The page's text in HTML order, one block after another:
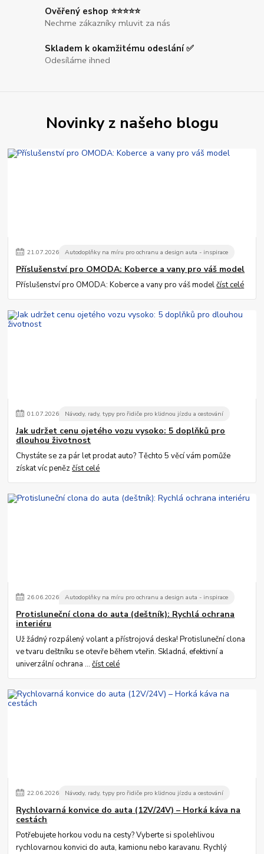
Ověřený eshop ⭐⭐⭐⭐⭐
Nechme zákazníky mluvit za nás
Skladem k okamžitému odeslání ✅
Odesíláme ihned
Novinky z našeho blogu
21.07.2026 Autodoplňky na míru pro ochranu a design auta - inspirace
Příslušenství pro OMODA: Koberce a vany pro váš model
Příslušenství pro OMODA: Koberce a vany pro váš modelčíst celé
01.07.2026 Návody, rady, typy pro řidiče pro klidnou jízdu a cestování
Jak udržet cenu ojetého vozu vysoko: 5 doplňků pro
dlouhou životnost
Chystáte se za pár let prodat auto? Těchto 5 věcí vám pomůže
získat víc penězčíst celé
26.06.2026 Autodoplňky na míru pro ochranu a design auta - inspirace
Protisluneční clona do auta (deštník): Rychlá ochrana
interiéru
Už žádný rozpálený volant a přístrojová deska! Protisluneční clona
ve tvaru deštníku se otevře během vteřin. Skladná, efektivní a
univerzální ochrana ...číst celé
22.06.2026 Návody, rady, typy pro řidiče pro klidnou jízdu a cestování
Rychlovarná konvice do auta (12V/24V) – Horká káva na
cestách
Potřebujete horkou vodu na cesty? Vyberte si spolehlivou
rychlovarnou konvici do auta, kamionu nebo karavanu. Rychlý